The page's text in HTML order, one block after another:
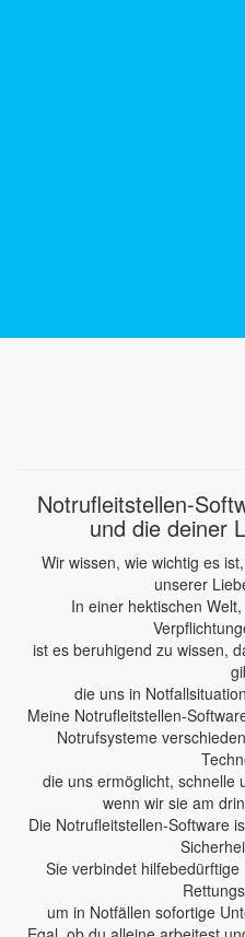
Notrufleitstellen-
und die deiner
Wir wissen, wie wichtig es
unserer
In einer hektischen
ist es beruhigend zu wissen,
die uns in
Meine Notrufleitstellen-
Notrufsysteme
die uns ermöglicht, schnelle
wenn wir sie am
Die Notrufleitstellen-Software
Sie verbindet
um in Notfällen sofortige